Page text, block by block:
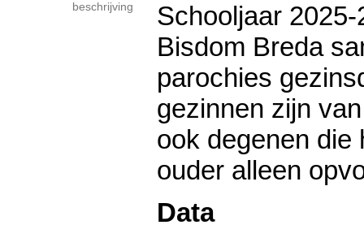
beschrijving
Schooljaar
Bisdom Breda
parochies
gezinnen zijn
ook degenen die
ouder alleen
Data